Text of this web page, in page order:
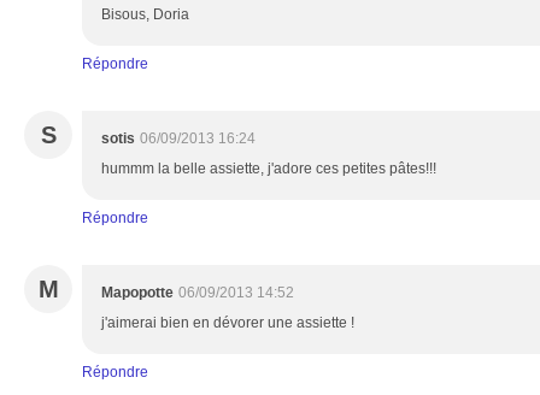
Bisous, Doria
Répondre
S sotis 06/09/2013 16:24
hummm la belle assiette, j'adore ces petites pâtes!!!
Répondre
M Mapopotte 06/09/2013 14:52
j'aimerai bien en dévorer une assiette !
Répondre